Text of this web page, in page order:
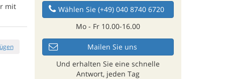
mit
Wählen Sie (+49) 040 8740 6720
Mo - Fr 10.00-16.00
Mailen Sie uns
Und erhalten Sie eine schnelle
Antwort, jeden Tag